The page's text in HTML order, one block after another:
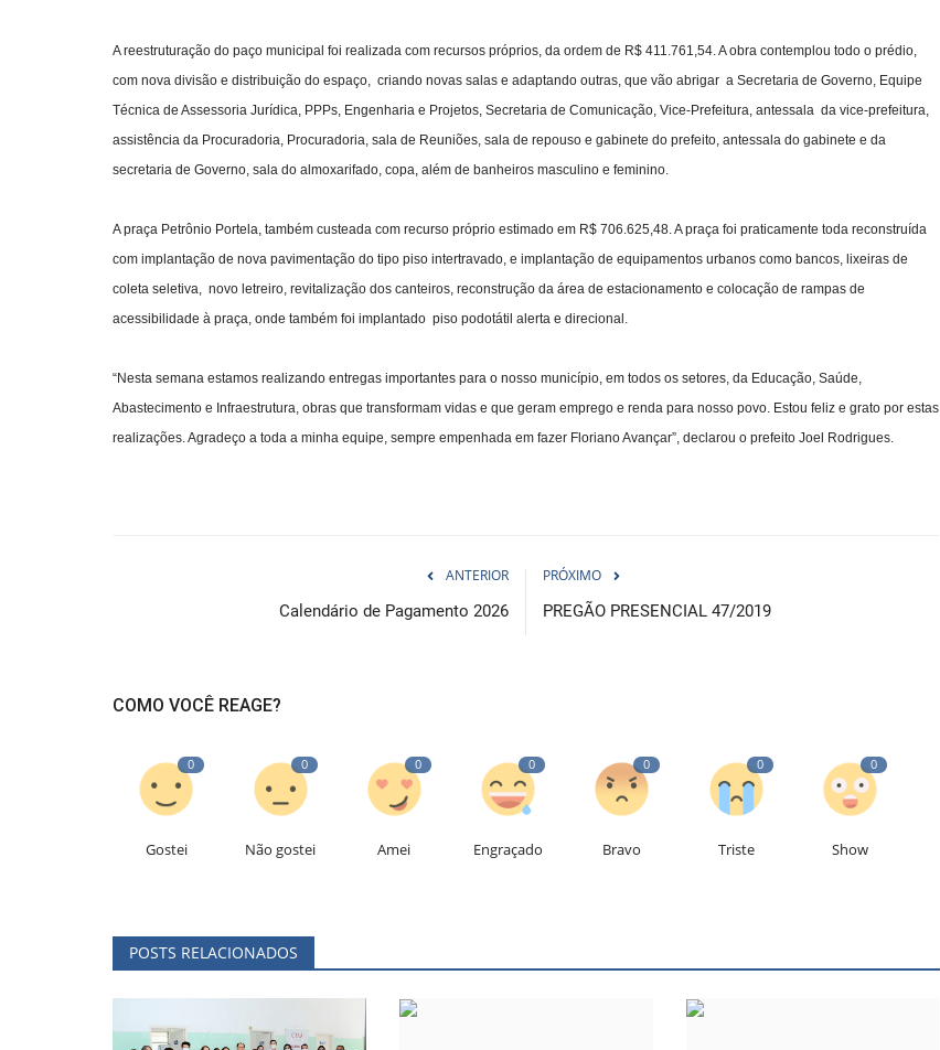
A reestruturação do paço municipal foi realizada com recursos próprios, da ordem de R$ 411.761,54. A obra contemplou todo o prédio,
com nova divisão e distribuição do espaço, criando novas salas e adaptando outras, que vão abrigar a Secretaria de Governo, Equipe
Técnica de Assessoria Jurídica, PPPs, Engenharia e Projetos, Secretaria de Comunicação, Vice-Prefeitura, antessala da vice-prefeitura,
assistência da Procuradoria, Procuradoria, sala de Reuniões, sala de repouso e gabinete do prefeito, antessala do gabinete e da
secretaria de Governo, sala do almoxarifado, copa, além de banheiros masculino e feminino.
A praça Petrônio Portela, também custeada com recurso próprio estimado em R$ 706.625,48. A praça foi praticamente toda reconstruída
com implantação de nova pavimentação do tipo piso intertravado, e implantação de equipamentos urbanos como bancos, lixeiras de
coleta seletiva, novo letreiro, revitalização dos canteiros, reconstrução da área de estacionamento e colocação de rampas de
acessibilidade à praça, onde também foi implantado piso podotátil alerta e direcional.
“Nesta semana estamos realizando entregas importantes para o nosso município, em todos os setores, da Educação, Saúde,
Abastecimento e Infraestrutura, obras que transformam vidas e que geram emprego e renda para nosso povo. Estou feliz e grato por estas
realizações. Agradeço a toda a minha equipe, sempre empenhada em fazer Floriano Avançar”, declarou o prefeito Joel Rodrigues.
ANTERIOR
Calendário de Pagamento 2026
PRÓXIMO
PREGÃO PRESENCIAL 47/2019
COMO VOCÊ REAGE?
0
Gostei
0
Não gostei
0
Amei
0
Engraçado
0
Bravo
0
Triste
0
Show
POSTS RELACIONADOS